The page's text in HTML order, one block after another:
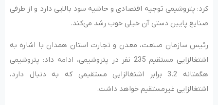
کرد: پتروشیمی توجیه اقتصادی و حاشیه سود بالایی دارد و از طرفی
صنایع پایین دستی آن خیلی خوب رشد می‌کند.
رئیس سازمان صنعت، معدن و تجارت استان همدان با اشاره به
اشتغالزایی مستقیم 235 نفر در پتروشیمی، ادامه داد: پتروشیمی
هگمتانه 3.2 برابر اشتغالزایی مستقیمی که به دنبال دارد،
اشتغالزایی غیرمستقیم خواهد داشت.